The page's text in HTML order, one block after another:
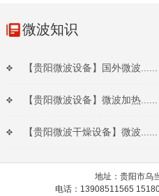
微波知识
【贵阳微波设备】国外微波......
【贵阳微波设备】微波加热......
【贵阳微波干燥设备】微波......
地址：贵阳市乌
电话：13908511565